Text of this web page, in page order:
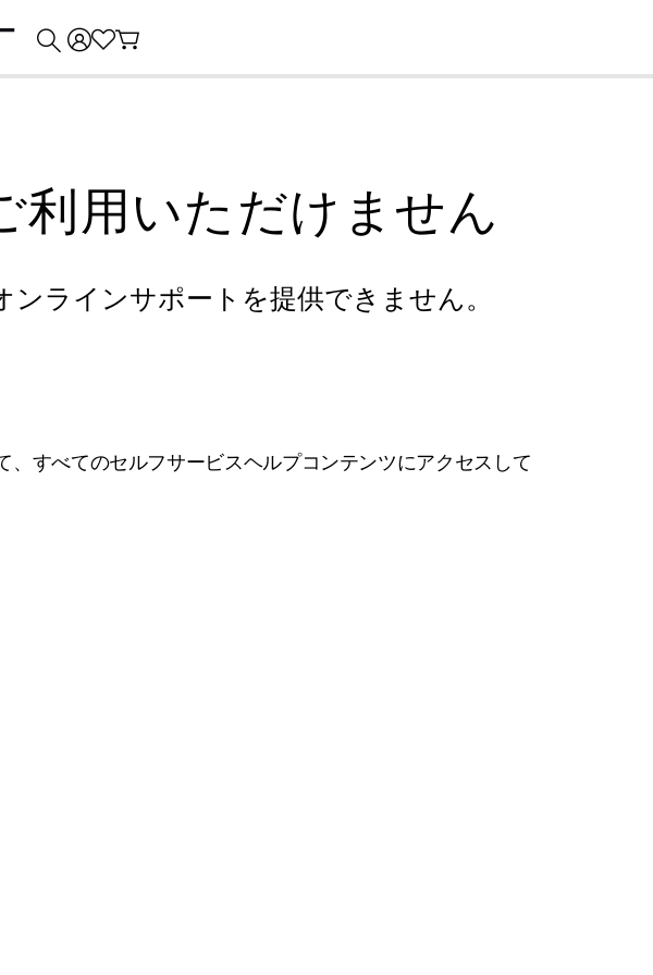
利用いただけません
ラインサポートを提供できません。
すべてのセルフサービスヘルプコンテンツにアクセスして